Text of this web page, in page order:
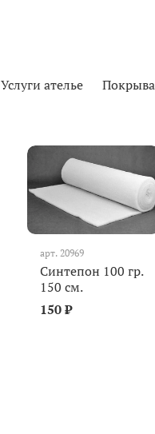
Услуги ателье
арт. 20969
Синтепон 100 гр.
150 см.
150 ₽